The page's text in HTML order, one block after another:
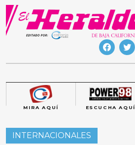
Skip
content
MIRA AQUÍ ESCUCHA AQUÍ
INTERNACIONALES